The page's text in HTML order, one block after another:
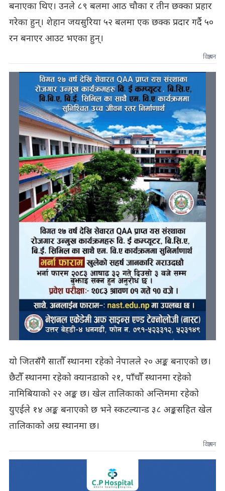
बनाएका थिए। उनले ८९ बलमा आठ चौका र तीन छक्का प्रहार
गरेका हुन्। शेहान जयसुरिया ५२ बलमा एक छक्क प्रदार गर्दै ५०
रन बनाएर आउट भएका हुन्।
विज्ञापन
यो जितसँगै सातौँ स्थानमा रहेको नेपालले २० अङ्क बनाएको छ।
छैटौँ स्थानमा रहेको क्यानडाको २१, पाँचौँ स्थानमा रहेको
नामिबियाको २२ अङ्क छ। खेल तालिकाको अन्तिममा रहेको
युएईले १४ अङ्क बनाएको छ भने स्कटल्यान्ड ३८ अङ्कसहित खेल
तालिकाको अग्र स्थानमा छ।
विज्ञापन